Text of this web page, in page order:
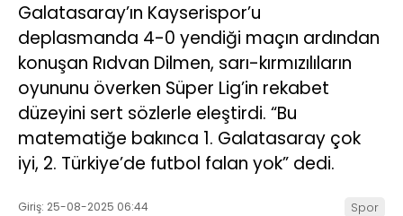
Galatasaray’ın Kayserispor’u
deplasmanda 4-0 yendiği maçın ardından
konuşan Rıdvan Dilmen, sarı-kırmızılıların
oyununu överken Süper Lig’in rekabet
düzeyini sert sözlerle eleştirdi. “Bu
matematiğe bakınca 1. Galatasaray çok
iyi, 2. Türkiye’de futbol falan yok” dedi.
Giriş: 25-08-2025 06:44
Spor